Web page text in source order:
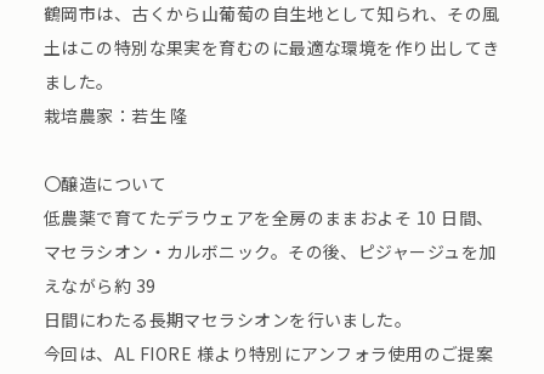
鶴岡市は、古くから山葡萄の自生地として知られ、その風
土はこの特別な果実を育むのに最適な環境を作り出してき
ました。
栽培農家：若生 隆
〇醸造について
低農薬で育てたデラウェアを全房のままおよそ 10 日間、
マセラシオン・カルボニック。その後、ピジャージュを加
えながら約 39
日間にわたる長期マセラシオンを行いました。
今回は、AL FIORE 様より特別にアンフォラ使用のご提案